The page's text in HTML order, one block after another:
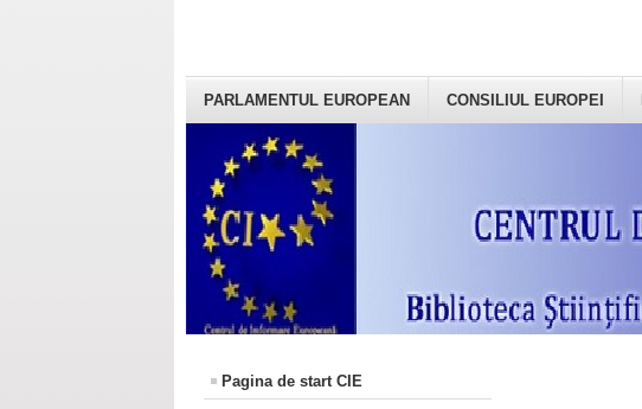
PARLAMENTUL EUROPEAN CONSILIUL EUROPEI
Pagina de start CIE